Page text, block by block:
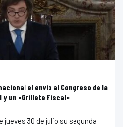
el envío al Congreso de la
y un «Grillete Fiscal»
jueves 30 de julio su segunda